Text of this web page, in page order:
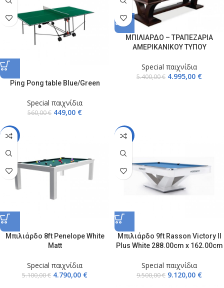
Ping Pong table Blue/Green
Special παιχνίδια
560,00€ 449,00 €
ΜΠΙΛΙΑΡΔΟ – ΤΡΑΠΕΖΑΡΙΑ
ΑΜΕΡΙΚΑΝΙΚΟΥ ΤΥΠΟΥ
Special παιχνίδια
5.400,00€ 4.995,00 €
-6%
Μπιλιάρδο 8ft Penelope White
Matt
Special παιχνίδια
5.100,00€ 4.790,00 €
-4%
Μπιλιάρδο 9ft Rasson Victory II
Plus White 288.00cm x 162.00cm
Special παιχνίδια
9.500,00€ 9.120,00 €